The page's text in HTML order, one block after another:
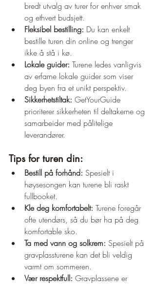
bredt utvalg av turer for enhver smak
og ethvert budsjett.
Fleksibel bestilling: Du kan enkelt
bestille turen din online og trenger
ikke å stå i kø.
Lokale guider: Turene ledes vanligvis
av erfarne lokale guider som viser
deg byen fra et unikt perspektiv.
Sikkerhetstiltak: GetYourGuide
prioriterer sikkerheten til deltakerne og
samarbeider med pålitelige
leverandører.
Tips for turen din:
Bestill på forhånd: Spesielt i
høysesongen kan turene bli raskt
fullbooket.
Kle deg komfortabelt: Turene foregår
ofte utendørs, så du bør ha på deg
komfortable sko.
Ta med vann og solkrem: Spesielt på
gravplassturene kan det bli veldig
varmt om sommeren.
Vær respektfull: Gravplassene er